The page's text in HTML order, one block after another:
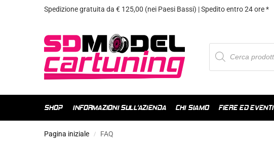
Spedizione gratuita da € 125,00 (nei Paesi Bassi) | Spedito entro 24 ore *
SHOP INFORMAZIONI SULL'AZIENDA CHI SIAMO FIERE ED EVENTI
Pagina iniziale / FAQ